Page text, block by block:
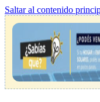
Saltar al contenido